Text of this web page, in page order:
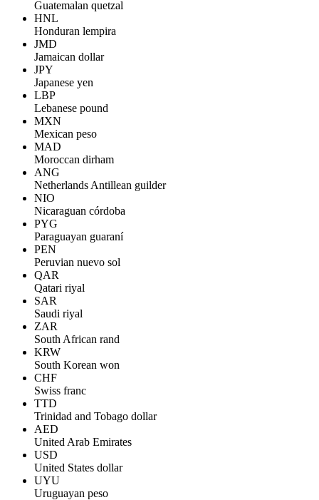
Guatemalan quetzal
HNL
Honduran lempira
JMD
Jamaican dollar
JPY
Japanese yen
LBP
Lebanese pound
MXN
Mexican peso
MAD
Moroccan dirham
ANG
Netherlands Antillean guilder
NIO
Nicaraguan córdoba
PYG
Paraguayan guaraní
PEN
Peruvian nuevo sol
QAR
Qatari riyal
SAR
Saudi riyal
ZAR
South African rand
KRW
South Korean won
CHF
Swiss franc
TTD
Trinidad and Tobago dollar
AED
United Arab Emirates
USD
United States dollar
UYU
Uruguayan peso